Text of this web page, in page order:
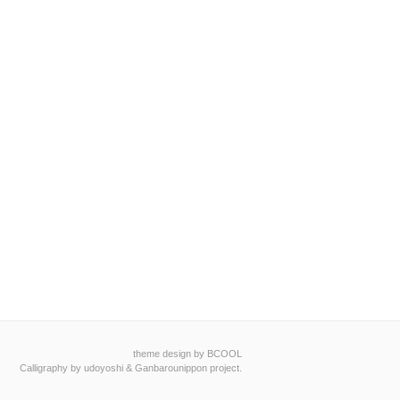
theme design by BCOOL
Calligraphy by udoyoshi & Ganbarounippon project